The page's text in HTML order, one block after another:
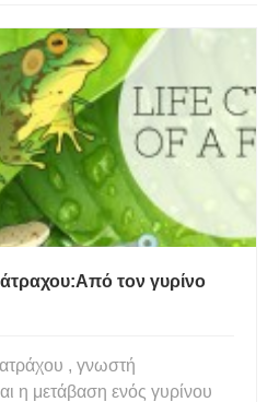
τον γυρίνο
, γνωστή
η μετάβαση ενός γυρίνου